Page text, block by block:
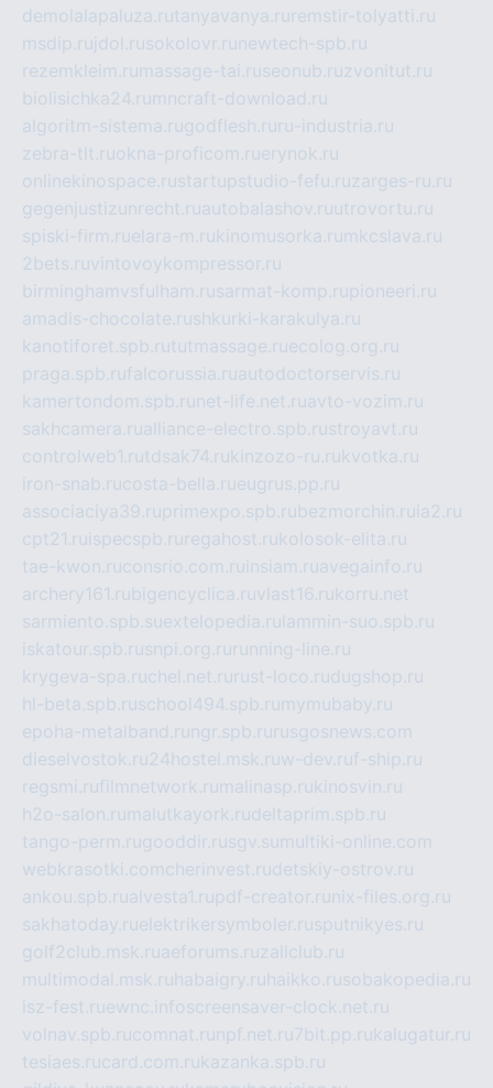
demolalapaluza.rutanyavanya.ru remstir-tolyatti.ru
msdip.ru jdol.rusokolovr.ru newtech-spb.ru
rezemkleim.ru massage-tai.ruseonub.ruzvonitut.ru
biolisichka24.ru mncraft-download.ru
algoritm-sistema.rugodflesh.ru ru-industria.ru
zebra-tlt.ruokna-proficom.ruerynok.ru
onlinekinospace.rustartupstudio-fefu.ruzarges-ru.ru
gegenjustizunrecht.ruautobalashov.ruutrovortu.ru
spiski-firm.ruelara-m.rukinomusorka.ru mkcslava.ru
2bets.ruvintovoykompressor.ru
birminghamvsfulham.rusarmat-komp.rupioneeri.ru
amadis-chocolate.rushkurki-karakulya.ru
kanotiforet.spb.rututmassage.ruecolog.org.ru
praga.spb.rufalcorussia.ruautodoctorservis.ru
kamertondom.spb.ru net-life.net.ruavto-vozim.ru
sakhcamera.rualliance-electro.spb.rustroyavt.ru
controlweb1.rutdsak74.rukinzozo-ru.rukvotka.ru
iron-snab.rucosta-bella.rueugrus.pp.ru
associaciya39.ruprimexpo.spb.rubezmorchin.ru ia2.ru
cpt21.ru ispecspb.ru regahost.rukolosok-elita.ru
tae-kwon.ruconsrio.com.ru insiam.ruavegainfo.ru
archery161.rubigencyclica.ruvlast16.rukorru.net
sarmiento.spb.suextelopedia.ru lammin-suo.spb.ru
iskatour.spb.rusnpi.org.ru running-line.ru
krygeva-spa.ruchel.net.ru rust-loco.rudugshop.ru
hl-beta.spb.ruschool494.spb.ru mymubaby.ru
epoha-metalband.ru ngr.spb.ru rusgosnews.com
dieselvostok.ru24hostel.msk.ruw-dev.ruf-ship.ru
regsmi.rufilmnetwork.ru malinasp.rukinosvin.ru
h2o-salon.ru malutkayork.rudeltaprim.spb.ru
tango-perm.rugooddir.rusgv.su multiki-online.com
webkrasotki.comcherinvest.rudetskiy-ostrov.ru
ankou.spb.rualvesta1.rupdf-creator.ru nix-files.org.ru
sakhatoday.ruelektrikersymboler.rusputnikyes.ru
golf2club.msk.ruaeforums.ruzallclub.ru
multimodal.msk.ru habaigry.ru haikko.rusobakopedia.ru
isz-fest.ruewnc.infoscreensaver-clock.net.ru
volnav.spb.rucomnat.ru npf.net.ru 7bit.pp.rukalugatur.ru
tesiaes.rucard.com.rukazanka.spb.ru